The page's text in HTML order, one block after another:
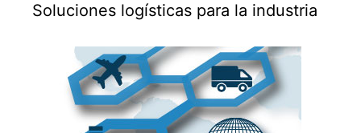
Soluciones logísticas para la industria